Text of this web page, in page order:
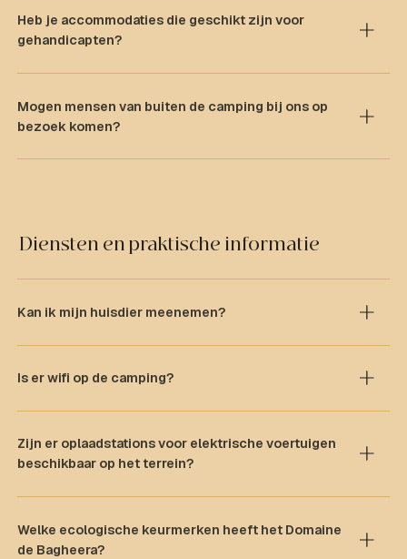
Heb je accommodaties die geschikt zijn voor
gehandicapten?
Mogen mensen van buiten de camping bij ons op
bezoek komen?
Diensten en praktische informatie
Kan ik mijn huisdier meenemen?
Is er wifi op de camping?
Zijn er oplaadstations voor elektrische voertuigen
beschikbaar op het terrein?
Welke ecologische keurmerken heeft het Domaine
de Bagheera?